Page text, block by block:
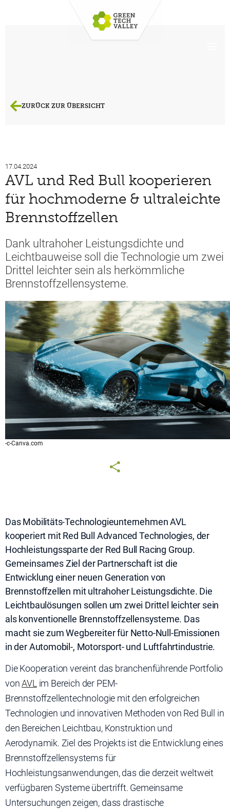
ZURÜCK ZUR ÜBERSICHT
17.04.2024
AVL und Red Bull kooperieren
für hochmoderne & ultraleichte
Brennstoffzellen
Dank ultrahoher Leistungsdichte und
Leichtbauweise soll die Technologie um zwei
Drittel leichter sein als herkömmliche
Brennstoffzellensysteme.
-c-Canva.com
Das Mobilitäts-Technologieunternehmen AVL
kooperiert mit Red Bull Advanced Technologies, der
Hochleistungssparte der Red Bull Racing Group.
Gemeinsames Ziel der Partnerschaft ist die
Entwicklung einer neuen Generation von
Brennstoffzellen mit ultrahoher Leistungsdichte. Die
Leichtbaulösungen sollen um zwei Drittel leichter sein
als konventionelle Brennstoffzellensysteme. Das
macht sie zum Wegbereiter für Netto-Null-Emissionen
in der Automobil-, Motorsport- und Luftfahrtindustrie.
Die Kooperation vereint das branchenführende Portfolio
vonAVL im Bereich der PEM-
Brennstoffzellentechnologie mit den erfolgreichen
Technologien und innovativen Methoden von Red Bull in
den Bereichen Leichtbau, Konstruktion und
Aerodynamik. Ziel des Projekts ist die Entwicklung eines
Brennstoffzellensystems für
Hochleistungsanwendungen, das die derzeit weltweit
verfügbaren Systeme übertrifft. Gemeinsame
Untersuchungen zeigen, dass drastische